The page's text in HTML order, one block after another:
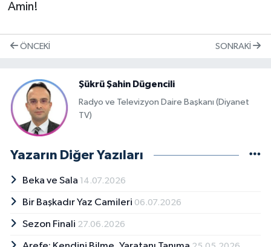
Amin!
ÖNCEKI SONRAKI
Şükrü Şahin Dügencili
Radyo ve Televizyon Daire Başkanı (Diyanet
TV)
Yazarın Diğer Yazıları
Beka ve Sala 14.07.2026
Bir Başkadır Yaz Camileri 06.07.2026
Sezon Finali 27.06.2026